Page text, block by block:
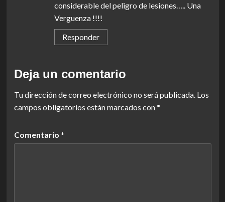
considerable del peligro de lesiones….. Una
Verguenza !!!!
Responder
Deja un comentario
Tu dirección de correo electrónico no será publicada. Los
campos obligatorios están marcados con*
Comentario *